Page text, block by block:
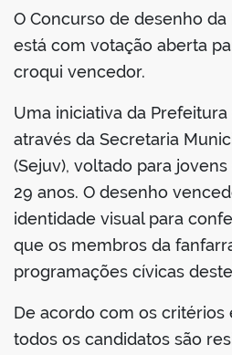
O Concurso de desenho
está com votação aberta
croqui vencedor.
Uma iniciativa da Prefeitura
através da Secretaria
(Sejuv), voltado para
29 anos. O desenho
identidade visual para
que os membros da
programações cívicas
De acordo com os critérios
todos os candidatos são